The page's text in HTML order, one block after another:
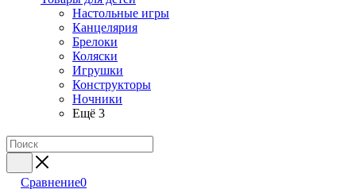
Настольные игры
Канцелярия
Брелоки
Коляски
Игрушки
Конструкторы
Ночники
Ещё 3
Сравнение0